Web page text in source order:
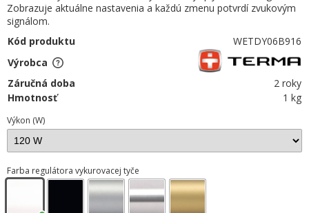
Zobrazuje aktuálne nastavenia a každú zmenu potvrdí zvukovým
signálom.
Kód produktu
WETDY06B916
Výrobca
Záručná doba
2 roky
Hmotnosť
1 kg
Výkon (W)
Farba regulátora vykurovacej tyče